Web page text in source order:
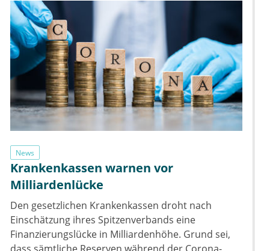
News
Krankenkassen warnen vor
Milliardenlücke
Den gesetzlichen Krankenkassen droht nach
Einschätzung ihres Spitzenverbands eine
Finanzierungslücke in Milliardenhöhe. Grund sei,